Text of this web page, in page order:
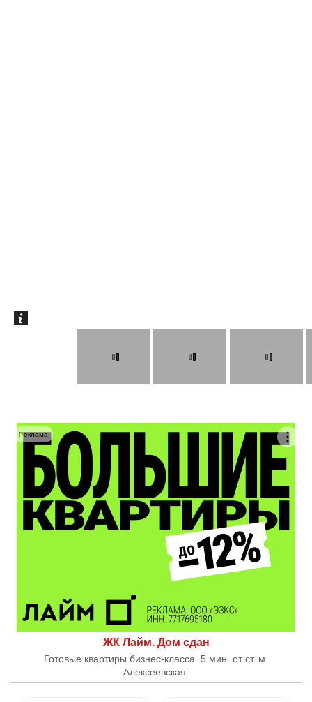
ЖК Лайм. Дом сдан
Готовые квартиры бизнес-класса. 5 мин. от ст. м.
Алексеевская.
Реклама